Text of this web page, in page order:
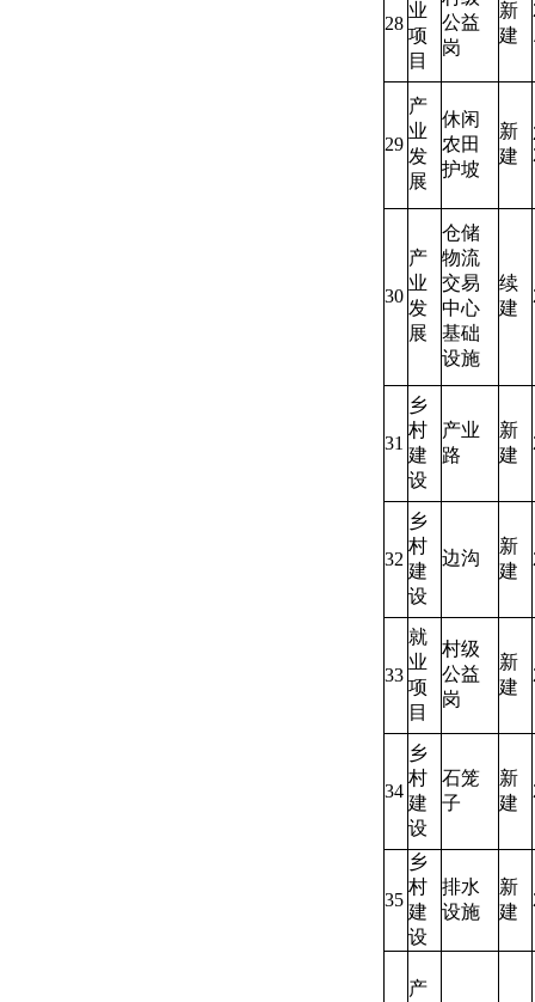
28
业
项
目
公益
岗
新
建
29
产
业
发
展
休闲
农田
护坡
新
建
30
产
业
发
展
仓储
物流
交易
中心
基础
设施
续
建
31
乡
村
建
设
产业
路
新
建
32
乡
村
建
设
边沟
新
建
33
就
业
项
目
村级
公益
岗
新
建
34
乡
村
建
设
石笼
子
新
建
35
乡
村
建
设
排水
设施
新
建
产